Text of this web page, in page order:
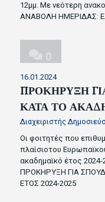
12μμ. Με νεότερη
ΑΝΑΒΟΛΗ ΗΜΕΡΙΔΑΣ:
0
16.01.2024
ΠΡΟΚΗΡΥΞΗ
ΚΑΤΑ ΤΟ
Διαχειριστής
Οι φοιτητές που
πλαίσιοτου
ακαδημαϊκό έτος
ΠΡΟΚΗΡΥΞΗ ΓΙΑ
ΕΤΟΣ 2024-2025